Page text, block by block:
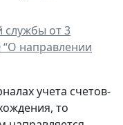
службы от 3
“О направлении
учета счетов-
то